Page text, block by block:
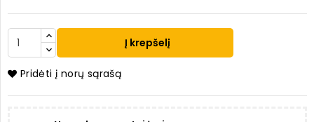
Į krepšelį
Pridėti į norų sąrašą